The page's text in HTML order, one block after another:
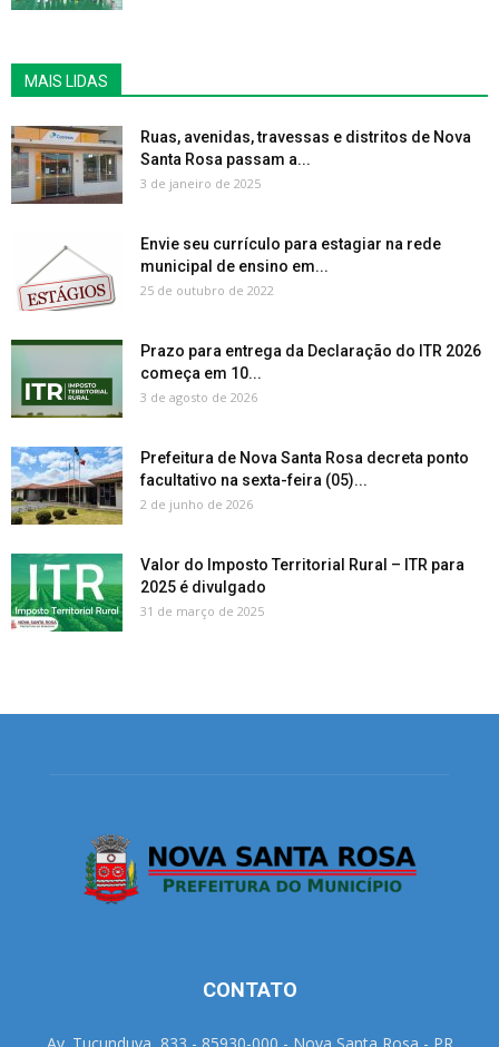
MAIS LIDAS
Ruas, avenidas, travessas e distritos de Nova
Santa Rosa passam a...
3 de janeiro de 2025
Envie seu currículo para estagiar na rede
municipal de ensino em...
25 de outubro de 2022
Prazo para entrega da Declaração do ITR 2026
começa em 10...
3 de agosto de 2026
Prefeitura de Nova Santa Rosa decreta ponto
facultativo na sexta-feira (05)...
2 de junho de 2026
Valor do Imposto Territorial Rural – ITR para
2025 é divulgado
31 de março de 2025
CONTATO